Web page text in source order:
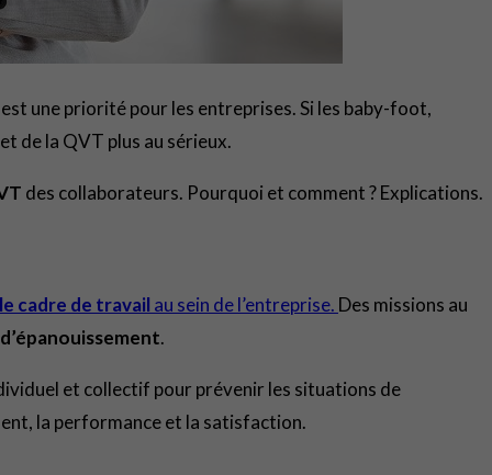
une priorité pour les entreprises. Si les baby-foot,
de la QVT plus au sérieux.
des collaborateurs. Pourquoi et comment ? Explications.
cadre de travail au sein de l’entreprise. Des missions au
.
et collectif pour prévenir les situations de
la performance et la satisfaction.